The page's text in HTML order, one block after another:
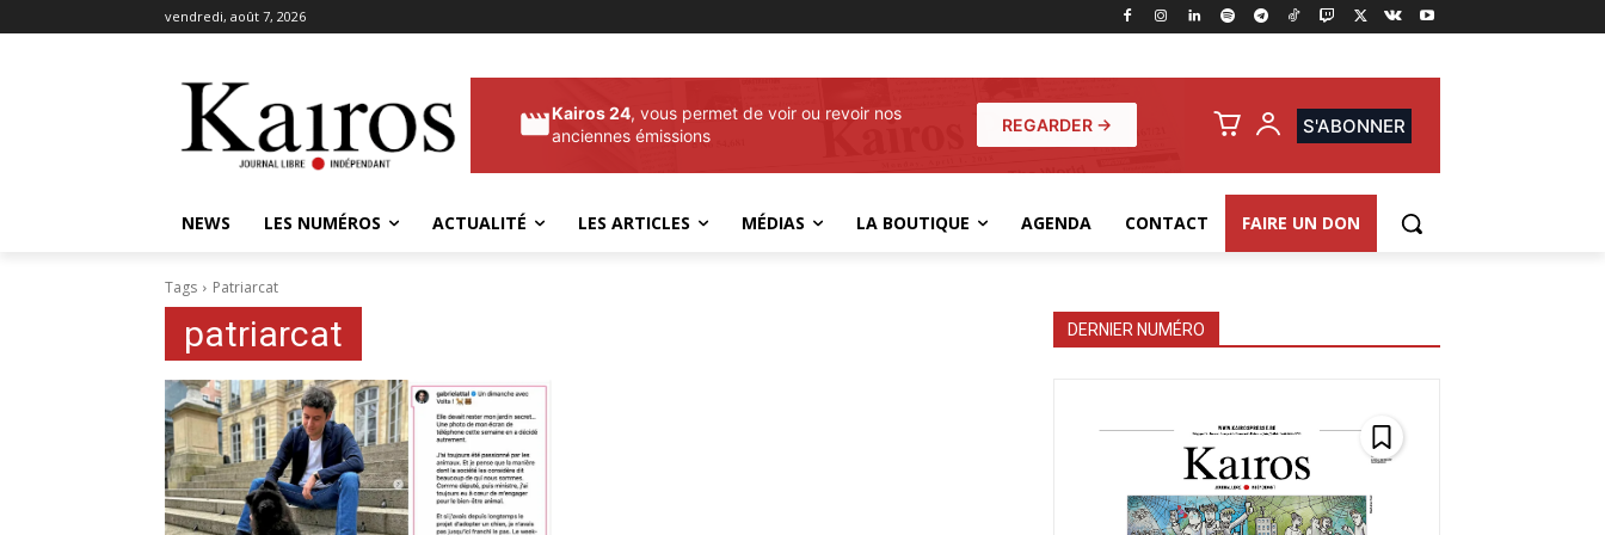
vendredi, août 7, 2026
Kairos 24, vous permet de voir ou revoir nos
anciennes émissions
REGARDER → S'ABONNER
NEWS LES NUMÉROS ACTUALITÉ LES ARTICLES MÉDIAS LA BOUTIQUE AGENDA CONTACT FAIRE UN DON
Tags Patriarcat
patriarcat DERNIER NUMÉRO